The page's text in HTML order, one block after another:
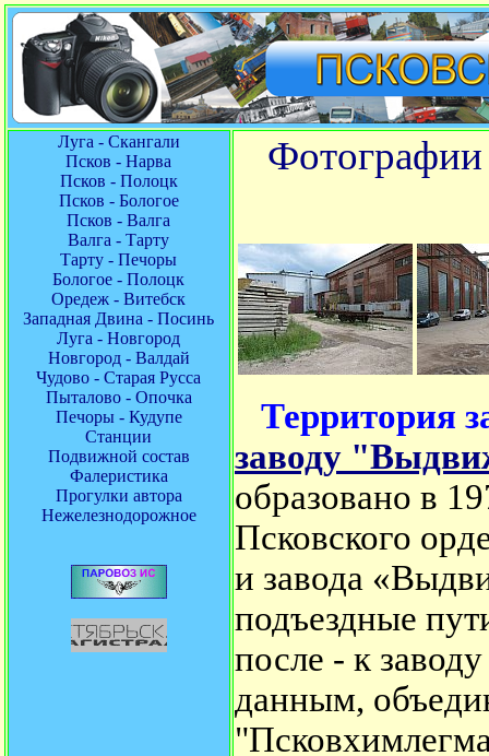
Луга - Скангали
Псков - Нарва
Псков - Полоцк
Псков - Бологое
Псков - Валга
Валга - Тарту
Тарту - Печоры
Бологое - Полоцк
Оредеж - Витебск
Западная Двина - Посинь
Луга - Новгород
Новгород - Валдай
Чудово - Старая Русса
Пыталово - Опочка
Печоры - Кудупе
Станции
Подвижной состав
Фалеристика
Прогулки автора
Нежелезнодорожное
Территория
заводу
образовано в
Псковского
и завода
подъездные
после - к
данным,